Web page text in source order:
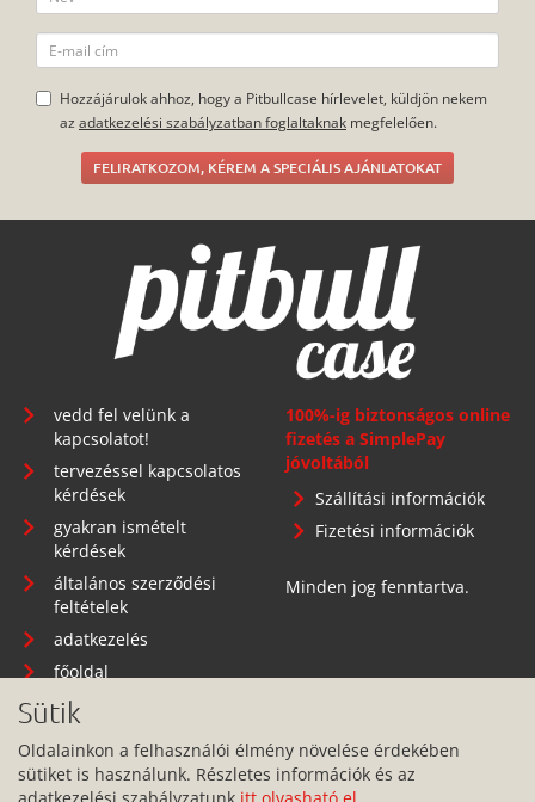
Hozzájárulok ahhoz, hogy a Pitbullcase hírlevelet, küldjön nekem
az adatkezelési szabályzatban foglaltaknak megfelelően.
FELIRATKOZOM, KÉREM A SPECIÁLIS AJÁNLATOKAT
vedd fel velünk a
kapcsolatot!
tervezéssel kapcsolatos
kérdések
gyakran ismételt
kérdések
általános szerződési
feltételek
adatkezelés
főoldal
100%-ig biztonságos online
fizetés a SimplePay
jóvoltából
Szállítási információk
Fizetési információk
Minden jog fenntartva.
Telephely: 1134 Budapest, Angyalföldi út 25.
Sütik
Oldalainkon a felhasználói élmény növelése érdekében
sütiket is használunk. Részletes információk és az